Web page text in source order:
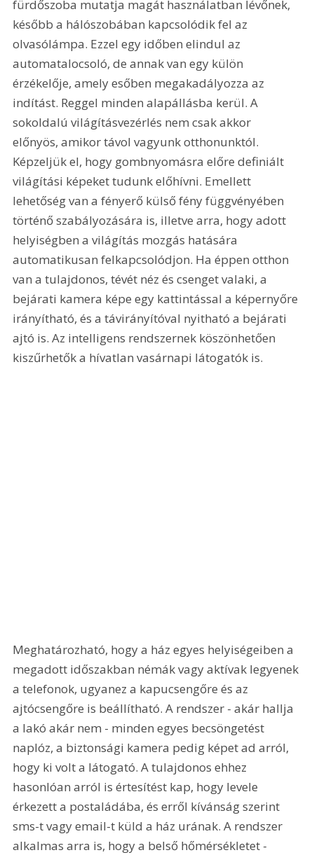
fürdőszoba mutatja magát használatban lévőnek,
később a hálószobában kapcsolódik fel az
olvasólámpa. Ezzel egy időben elindul az
automatalocsoló, de annak van egy külön
érzékelője, amely esőben megakadályozza az
indítást. Reggel minden alapállásba kerül. A
sokoldalú világításvezérlés nem csak akkor
előnyös, amikor távol vagyunk otthonunktól.
Képzeljük el, hogy gombnyomásra előre definiált
világítási képeket tudunk előhívni. Emellett
lehetőség van a fényerő külső fény függvényében
történő szabályozására is, illetve arra, hogy adott
helyiségben a világítás mozgás hatására
automatikusan felkapcsolódjon. Ha éppen otthon
van a tulajdonos, tévét néz és csenget valaki, a
bejárati kamera képe egy kattintással a képernyőre
irányítható, és a távirányítóval nyitható a bejárati
ajtó is. Az intelligens rendszernek köszönhetően
kiszűrhetők a hívatlan vasárnapi látogatók is.
Meghatározható, hogy a ház egyes helyiségeiben a
megadott időszakban némák vagy aktívak legyenek
a telefonok, ugyanez a kapucsengőre és az
ajtócsengőre is beállítható. A rendszer - akár hallja
a lakó akár nem - minden egyes becsöngetést
naplóz, a biztonsági kamera pedig képet ad arról,
hogy ki volt a látogató. A tulajdonos ehhez
hasonlóan arról is értesítést kap, hogy levele
érkezett a postaládába, és erről kívánság szerint
sms-t vagy email-t küld a ház urának. A rendszer
alkalmas arra is, hogy a belső hőmérsékletet -